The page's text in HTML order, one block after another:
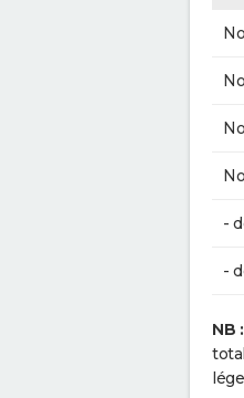
-
-
NB :